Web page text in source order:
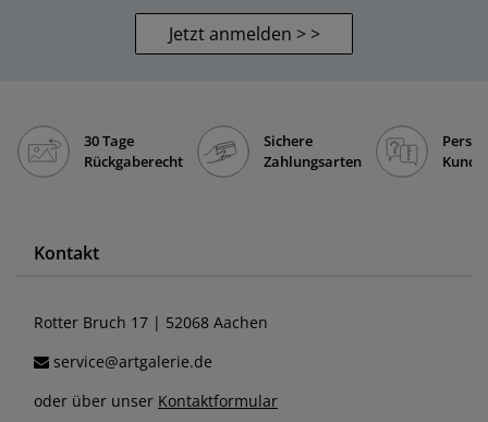
Jetzt anmelden > >
30 Tage
Rückgaberecht
Sichere
Zahlungsarten
Kontakt
Rotter Bruch 17 | 52068 Aachen
service@artgalerie.de
oder über unser Kontaktformular